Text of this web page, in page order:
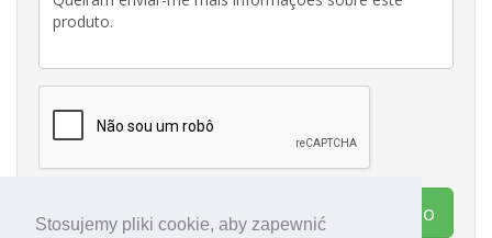
Stosujemy pliki cookie, aby zapewnićContactar Water to Go